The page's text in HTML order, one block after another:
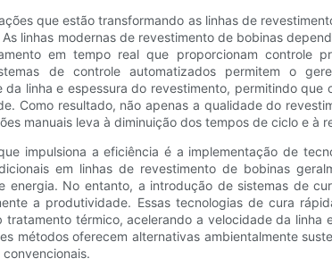
que estão transformando as linhas de
linhas modernas de revestimento de bobinas
em tempo real que proporcionam controle
de controle automatizados permitem o
linha e espessura do revestimento, permitindo que
Como resultado, não apenas a qualidade do
manuais leva à diminuição dos tempos de ciclo e à
impulsiona a eficiência é a implementação de
em linhas de revestimento de bobinas
energia. No entanto, a introdução de sistemas de
a produtividade. Essas tecnologias de cura
tratamento térmico, acelerando a velocidade da linha
métodos oferecem alternativas ambientalmente